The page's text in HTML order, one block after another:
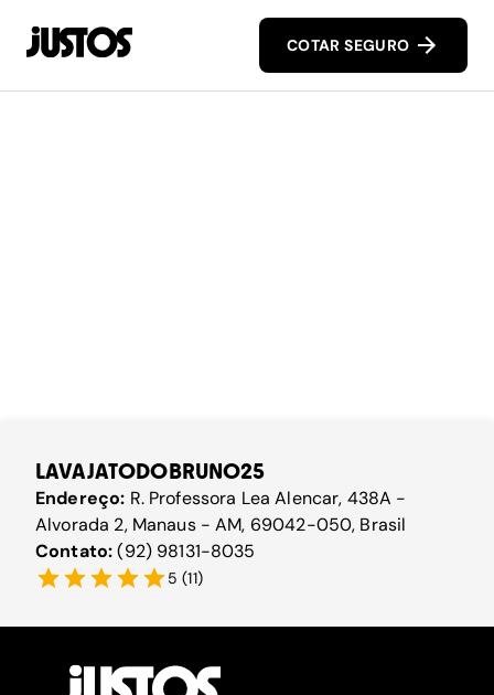
COTAR SEGURO
LAVAJATODOBRUNO25
Endereço: R. Professora Lea Alencar, 438A -
Alvorada 2, Manaus - AM, 69042-050, Brasil
Contato:(92) 98131-8035
5 (11)